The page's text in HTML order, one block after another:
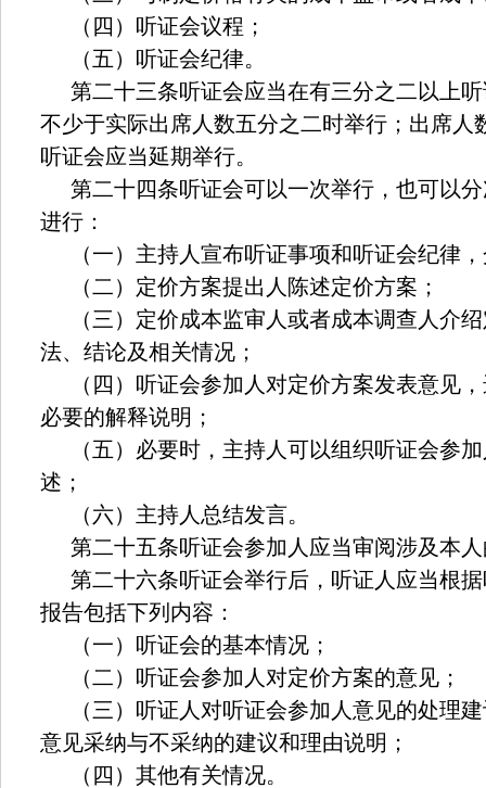
（四）听证会议程；
（五）听证会纪律。
第二十三条听证会应当在有三分之二以上
不少于实际出席人数五分之二时举行；出席人
听证会应当延期举行。
第二十四条听证会可以一次举行，也可以
进行：
（一）主持人宣布听证事项和听证会纪律
（二）定价方案提出人陈述定价方案；
（三）定价成本监审人或者成本调查人介
法、结论及相关情况；
（四）听证会参加人对定价方案发表意见
必要的解释说明；
（五）必要时，主持人可以组织听证会参
述；
（六）主持人总结发言。
第二十五条听证会参加人应当审阅涉及本
第二十六条听证会举行后，听证人应当根
报告包括下列内容：
（一）听证会的基本情况；
（二）听证会参加人对定价方案的意见；
（三）听证人对听证会参加人意见的处理
意见采纳与不采纳的建议和理由说明；
（四）其他有关情况。